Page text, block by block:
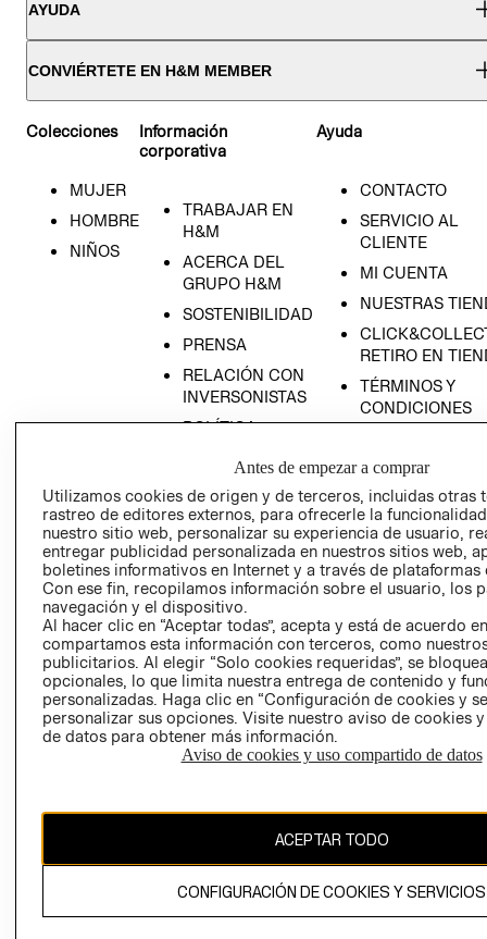
AYUDA
CONVIÉRTETE EN H&M MEMBER
Colecciones
MUJER
HOMBRE
NIÑOS
Información
corporativa
TRABAJAR EN
H&M
ACERCA DEL
GRUPO H&M
SOSTENIBILIDAD
PRENSA
RELACIÓN CON
INVERSONISTAS
POLÍTICA
PROGRAMA DE
TRANSPARENCIA
Y ÉTICA
(ESPAÑOL)
PROGRAMA DE
TRANSPARENCIA
Y ÉTICA (INGLÉS)
Ayuda
CONTACTO
SERVICIO AL
CLIENTE
MI CUENTA
NUESTRAS
RETIRO EN
TÉRMINOS Y
CONDICIONES
GIFT CARD
AVISO DE
DE INDUSTRIA Y
COMERCIO - SIC
PETICIONES
QUEJAS Y
RECLAMOS
Colombia ($)
CAMBIAR REGIÓN
Antes de empezar a comprar
Utilizamos cookies de origen y de terceros, incluidas otras
rastreo de editores externos, para ofrecerle la
nuestro sitio web, personalizar su experiencia de usuario,
entregar publicidad personalizada en nuestros sitios web,
boletines informativos en Internet y a través de plataformas
Con ese fin, recopilamos información sobre el usuario, los
navegación y el dispositivo.
Al hacer clic en “Aceptar todas”, acepta y está de acuerdo
compartamos esta información con terceros, como
publicitarios. Al elegir “Solo cookies requeridas”, se
opcionales, lo que limita nuestra entrega de contenido y
personalizadas. Haga clic en “Configuración de cookies y
personalizar sus opciones. Visite nuestro aviso de cookies
de datos para obtener más información.
Aviso de cookies y uso compartido de datos
ACEPTAR TODO
CONFIGURACIÓN DE COOKIES Y SERVICIOS